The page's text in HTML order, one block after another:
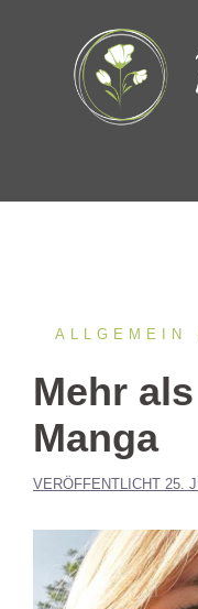
ALLGEMEIN
Mehr
Manga
VERÖFFENTLICHT 25.